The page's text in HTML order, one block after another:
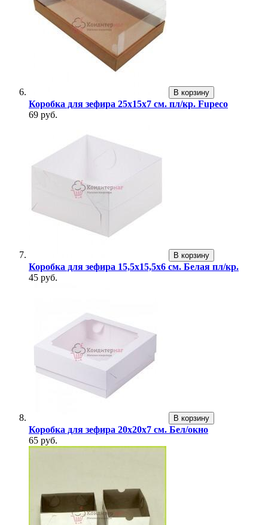
В корзину
Коробка для зефира 25х15х7 см. пл/кр. Fupeco
69 руб.
В корзину
Коробка для зефира 15,5х15,5х6 см. Белая пл/кр.
45 руб.
В корзину
Коробка для зефира 20х20х7 см. Бел/окно
65 руб.